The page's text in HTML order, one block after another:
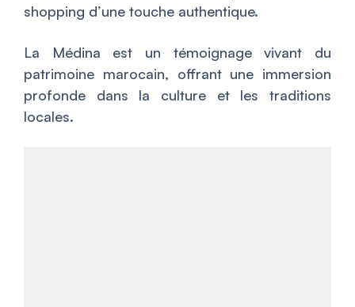
shopping d’une touche authentique.
La Médina est un témoignage vivant du
patrimoine marocain, offrant une immersion
profonde dans la culture et les traditions
locales.